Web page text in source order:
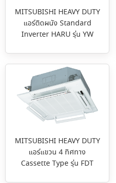
MITSUBISHI HEAVY DUTY
แอร์ติดผนัง Standard
Inverter HARU รุ่น YW
MITSUBISHI HEAVY DUTY
แอร์แขวน 4 ทิศทาง
Cassette Type รุ่น FDT